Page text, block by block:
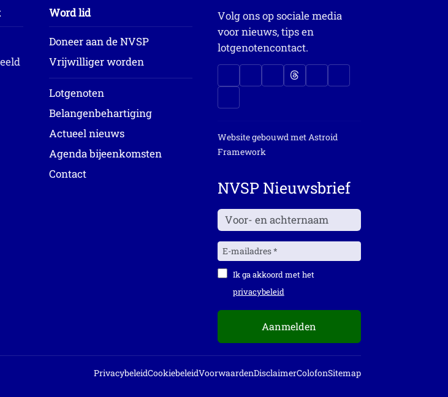
Word lid
Doneer aan de NVSP
Vrijwilliger worden
Lotgenoten
Belangenbehartiging
Actueel nieuws
Agenda bijeenkomsten
Contact
Volg ons op sociale media
voor nieuws, tips en
lotgenotencontact.
Website gebouwd met Astroid
Framework
NVSP Nieuwsbrief
Ik ga akkoord met het
privacybeleid
Aanmelden
PrivacybeleidCookiebeleidVoorwaardenDisclaimerColofonSitemap